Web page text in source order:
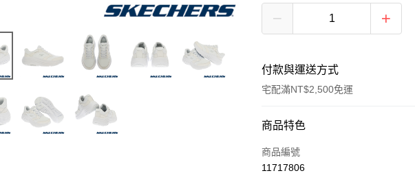
付款與運送方式
宅配滿NT$2,500免運
付款方式
信用卡一次付款
商品特色
商品編號
11717806